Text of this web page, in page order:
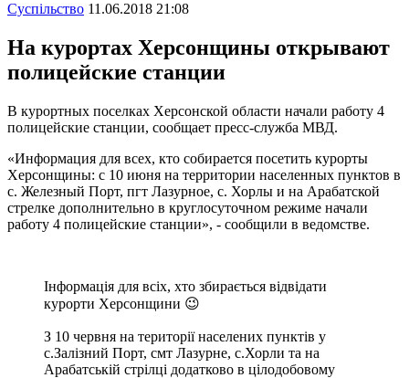
Суспiльство 11.06.2018 21:08
На курортах Херсонщины открывают
полицейские станции
В курортных поселках Херсонской области начали работу 4
полицейские станции, сообщает пресс-служба МВД.
«Информация для всех, кто собирается посетить курорты
Херсонщины: с 10 июня на территории населенных пунктов в
с. Железный Порт, пгт Лазурное, с. Хорлы и на Арабатской
стрелке дополнительно в круглосуточном режиме начали
работу 4 полицейские станции», - сообщили в ведомстве.
Інформація для всіх, хто збирається відвідати
курорти Херсонщини 😉
З 10 червня на території населених пунктів у
с.Залізний Порт, смт Лазурне, с.Хорли та на
Арабатській стрілці додатково в цілодобовому